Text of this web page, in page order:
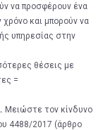
να προσφέρουν ένα
χρόνο και μπορούν να
υπηρεσίας στην
θέσεις με
=
Μειώστε τον κίνδυνο
4488/2017 (άρθρο